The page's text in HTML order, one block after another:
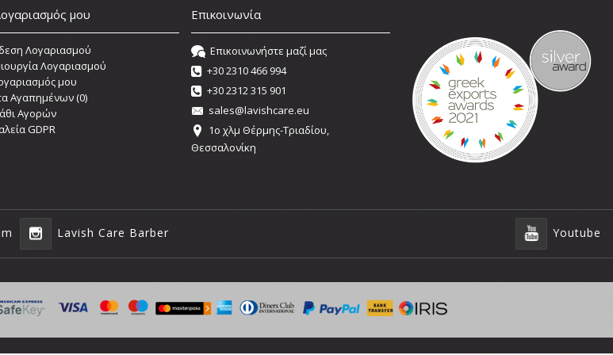
μου
Λογαριασμού
Λογαριασμού
μου
Αγαπημένων (0)
Αγορών
GDPR
Επικοινωνία
Επικοινωνήστε μαζί μας
+30 2310 466 994
+30 2312 315 901
sales@lavishcare.eu
1o χλμ Θέρμης-Τριαδίου,
Θεσσαλονίκη
Lavish Care Barber Youtube